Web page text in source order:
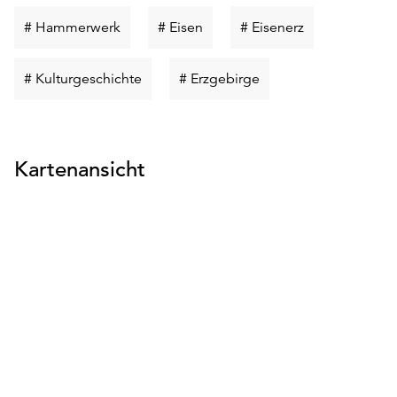
# HammerwerkSchlüsselwort
# Eisen Schlüsselwort
# EisenerzSchlüsselwort
# Kulturgeschichte Schlüsselwort
# Erzgebirge
Kartenansicht